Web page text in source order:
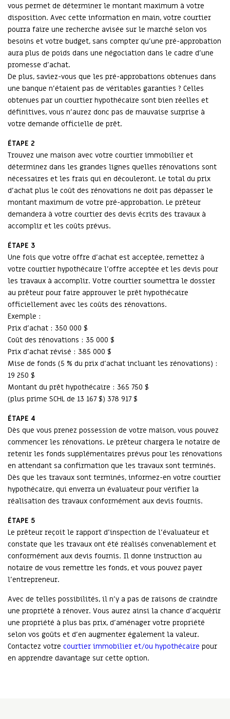
vous permet de déterminer le montant maximum à votre
disposition. Avec cette information en main, votre courtier
pourra faire une recherche avisée sur le marché selon vos
besoins et votre budget, sans compter qu’une pré-approbation
aura plus de poids dans une négociation dans le cadre d’une
promesse d’achat.
De plus, saviez-vous que les pré-approbations obtenues dans
une banque n’étaient pas de véritables garanties ? Celles
obtenues par un courtier hypothécaire sont bien réelles et
définitives, vous n’aurez donc pas de mauvaise surprise à
votre demande officielle de prêt.
ÉTAPE 2
Trouvez une maison avec votre courtier immobilier et
déterminez dans les grandes lignes quelles rénovations sont
nécessaires et les frais qui en découleront. Le total du prix
d’achat plus le coût des rénovations ne doit pas dépasser le
montant maximum de votre pré-approbation. Le prêteur
demandera à votre courtier des devis écrits des travaux à
accomplir et les coûts prévus.
ÉTAPE 3
Une fois que votre offre d’achat est acceptée, remettez à
votre courtier hypothécaire l’offre acceptée et les devis pour
les travaux à accomplir. Votre courtier soumettra le dossier
au prêteur pour faire approuver le prêt hypothécaire
officiellement avec les coûts des rénovations.
Exemple :
Prix d’achat : 350 000 $
Coût des rénovations : 35 000 $
Prix d’achat révisé : 385 000 $
Mise de fonds (5 % du prix d’achat incluant les rénovations) :
19 250 $
Montant du prêt hypothécaire : 365 750 $
(plus prime SCHL de 13 167 $) 378 917 $
ÉTAPE 4
Dès que vous prenez possession de votre maison, vous pouvez
commencer les rénovations. Le prêteur chargera le notaire de
retenir les fonds supplémentaires prévus pour les rénovations
en attendant sa confirmation que les travaux sont terminés.
Dès que les travaux sont terminés, informez-en votre courtier
hypothécaire, qui enverra un évaluateur pour vérifier la
réalisation des travaux conformément aux devis fournis.
ÉTAPE 5
Le prêteur reçoit le rapport d’inspection de l’évaluateur et
constate que les travaux ont été réalisés convenablement et
conformément aux devis fournis. Il donne instruction au
notaire de vous remettre les fonds, et vous pouvez payer
l’entrepreneur.
Avec de telles possibilités, il n’y a pas de raisons de craindre
une propriété à rénover. Vous aurez ainsi la chance d’acquérir
une propriété à plus bas prix, d’aménager votre propriété
selon vos goûts et d’en augmenter également la valeur.
Contactez votre courtier immobilier et/ou hypothécaire pour
en apprendre davantage sur cette option.